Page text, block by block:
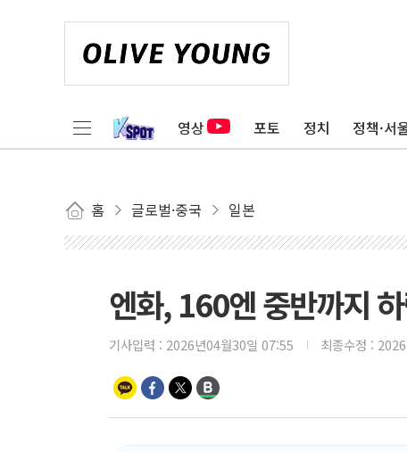
영상 포토 정치 정책·서
홈 글로벌·중국 일본
엔화, 160엔 중반까지
기사입력 : 2026년04월30일 07:55 최종수정 :